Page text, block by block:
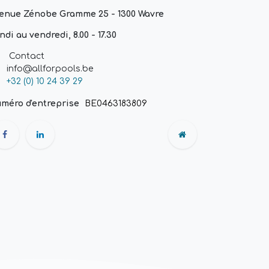
Zénobe Gramme 25 - 1300 Wavre
au vendredi, 8.00 - 17.30
Contact
info@allforpools.be
+32 (0) 10 24 39 29
d'entreprise BE0463183809